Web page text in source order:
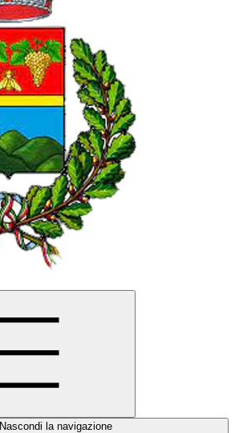
Nascondi la navigazione